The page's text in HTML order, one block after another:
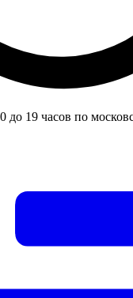
до 19 часов по